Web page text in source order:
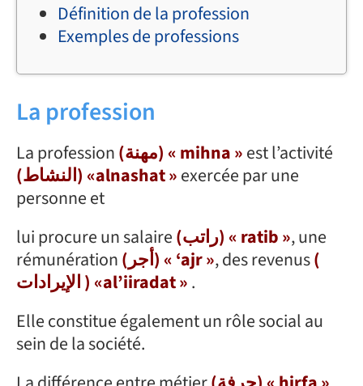
Définition de la profession
Exemples de professions
La profession
La profession (مهنة) « mihna »est l’activité
(النشاط) «alnashat »exercée par une
personne et
lui procure un salaire
(راتب) « ratib », une
rémunération
(أجر) « ‘ajr », des revenus(
الإيرادات ) «al’iiradat ».
Elle constitue également un rôle social au
sein de la société.